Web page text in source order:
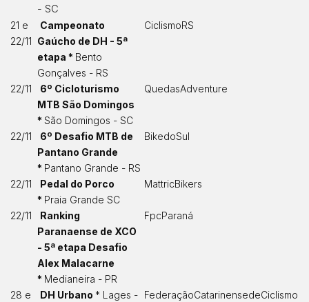
- SC
21 e
22/11
Campeonato
Gaúcho de DH - 5ª
etapa * Bento
Gonçalves - RS
CiclismoRS
22/11
6º Cicloturismo
MTB São Domingos
* São Domingos - SC
QuedasAdventure
22/11
6º Desafio MTB de
Pantano Grande
* Pantano Grande - RS
BikedoSul
22/11
Pedal do Porco
* Praia Grande SC
MattricBikers
22/11
Ranking
Paranaense de XCO
- 5ª etapa Desafio
Alex Malacarne
* Medianeira - PR
FpcParaná
28 e
DH Urbano * Lages - FederaçãoCatarinensedeCiclismo